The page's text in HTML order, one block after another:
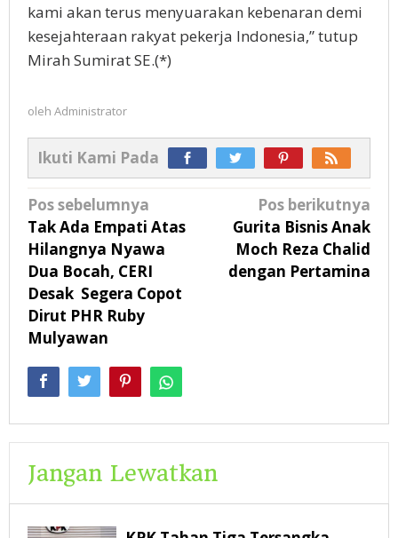
kami akan terus menyuarakan kebenaran demi
kesejahteraan rakyat pekerja Indonesia,” tutup
Mirah Sumirat SE.(*)
oleh Administrator
Ikuti Kami Pada
Navigasi
pos
Pos sebelumnya
Tak Ada Empati Atas
Hilangnya Nyawa
Dua Bocah, CERI
Desak Segera Copot
Dirut PHR Ruby
Mulyawan
Pos berikutnya
Gurita Bisnis Anak
Moch Reza Chalid
dengan Pertamina
Jangan Lewatkan